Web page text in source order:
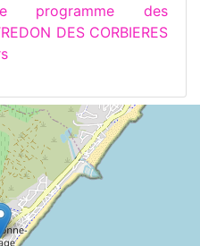
programme des
DES CORBIERES